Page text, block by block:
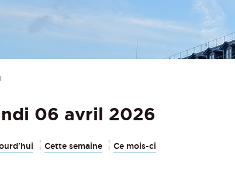
06 avril 2026
Cette semaine Ce mois-ci